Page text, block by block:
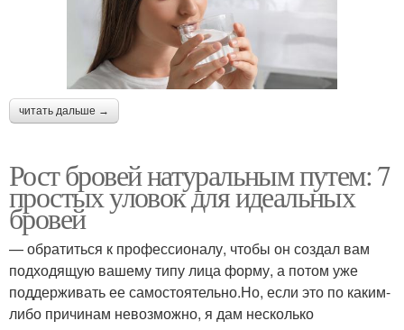
читать дальше →
Рост бровей натуральным путем: 7
простых уловок для идеальных
бровей
— обратиться к профессионалу, чтобы он создал вам
подходящую вашему типу лица форму, а потом уже
поддерживать ее самостоятельно.Но, если это по каким-
либо причинам невозможно, я дам несколько